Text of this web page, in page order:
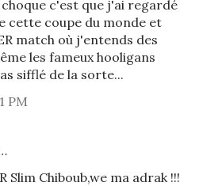
c'est que j'ai regardé
cette coupe du monde et
match où j'entends des
les fameux hooligans
sifflé de la sorte...
PM
Slim Chiboub,we ma adrak !!!